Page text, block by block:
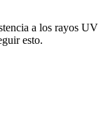
a los rayos
esto.